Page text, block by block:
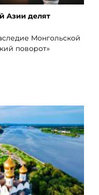
Азии делят
Монгольской
поворот»